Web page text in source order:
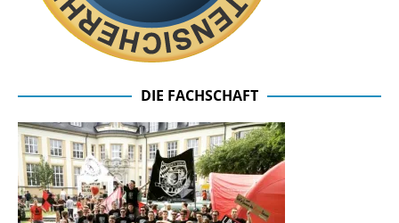
DIE FACHSCHAFT